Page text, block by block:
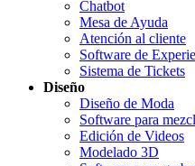
Chatbot
Mesa de Ayuda
Atención al cliente
Software de
Sistema de Tickets
Diseño
Diseño de Moda
Software para
Edición de Videos
Modelado 3D